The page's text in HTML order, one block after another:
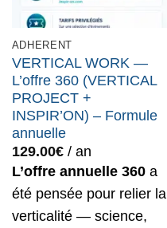
ADHERENT
VERTICAL WORK —
L’offre 360 (VERTICAL
PROJECT +
INSPIR’ON) – Formule
annuelle
129.00€ / an
L’offre annuelle 360a
été pensée pour relier la
verticalité — science,